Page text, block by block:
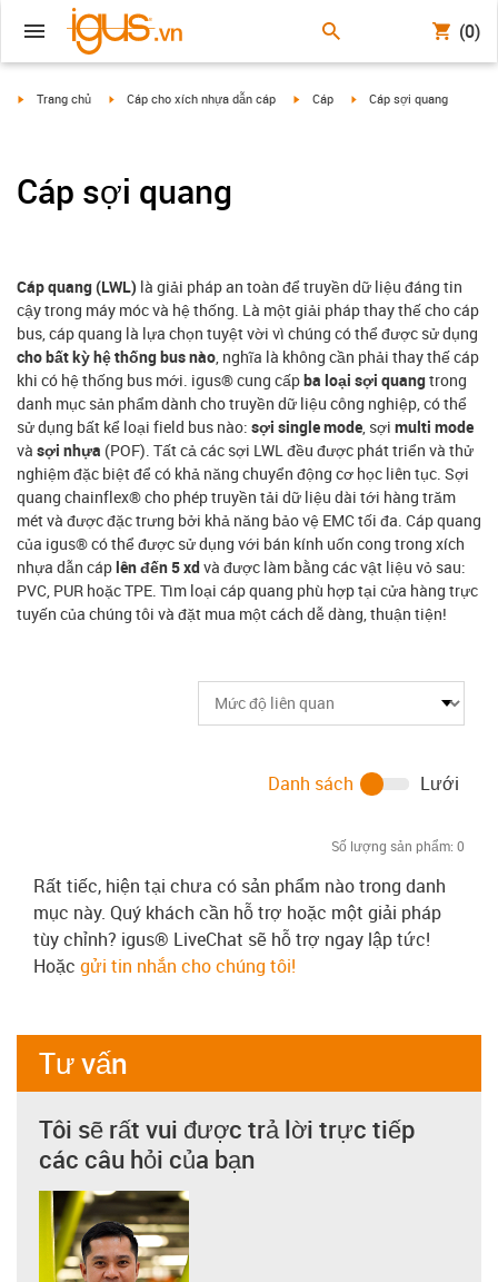
(0)
igus-icon-arrow-right
Trang chủ igus-icon-arrow-right
Cáp cho xích nhựa dẫn cáp igus-icon-arrow-right
Cáp igus-icon-arrow-right
Cáp sợi quang
Cáp sợi quang
Cáp quang (LWL) là giải pháp an toàn để truyền dữ liệu đáng tin
cậy trong máy móc và hệ thống. Là một giải pháp thay thế cho cáp
bus, cáp quang là lựa chọn tuyệt vời vì chúng có thể được sử dụng
cho bất kỳ hệ thống bus nào , nghĩa là không cần phải thay thế cáp
khi có hệ thống bus mới. igus® cung cấpba loại sợi quangtrong
danh mục sản phẩm dành cho truyền dữ liệu công nghiệp, có thể
sử dụng bất kể loại field bus nào: sợi single mode , sợi multi mode
và sợi nhựa (POF). Tất cả các sợi LWL đều được phát triển và thử
nghiệm đặc biệt để có khả năng chuyển động cơ học liên tục. Sợi
quang chainflex® cho phép truyền tải dữ liệu dài tới hàng trăm
mét và được đặc trưng bởi khả năng bảo vệ EMC tối đa. Cáp quang
của igus® có thể được sử dụng với bán kính uốn cong trong xích
nhựa dẫn cáplên đến 5 xdvà được làm bằng các vật liệu vỏ sau:
PVC, PUR hoặc TPE. Tìm loại cáp quang phù hợp tại cửa hàng trực
tuyến của chúng tôi và đặt mua một cách dễ dàng, thuận tiện!
Số lượng sản phẩm: 0
Danh sách Lưới
Rất tiếc, hiện tại chưa có sản phẩm nào trong danh
mục này. Quý khách cần hỗ trợ hoặc một giải pháp
tùy chỉnh? igus® LiveChat sẽ hỗ trợ ngay lập tức!
Hoặc gửi tin nhắn cho chúng tôi!
Tư vấn
Tôi sẽ rất vui được trả lời trực tiếp
các câu hỏi của bạn